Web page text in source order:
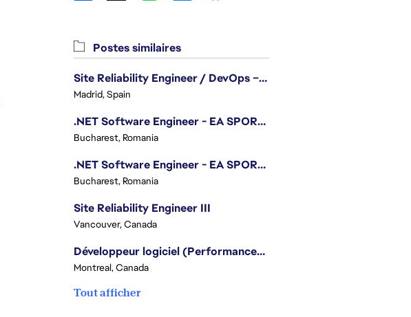
Postes similaires
Site Reliability Engineer / DevOps – Localization
Madrid, Spain
.NET Software Engineer - EA SPORTS™ FC
Bucharest, Romania
.NET Software Engineer - EA SPORTS™ FC
Bucharest, Romania
Site Reliability Engineer III
Vancouver, Canada
Développeur logiciel (Performances moteur) - Battlefield
Montreal, Canada
Tout afficher